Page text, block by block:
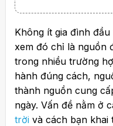
Không ít gia đình đầu
xem đó chỉ là nguồn
trong nhiều trường
hành đúng cách,
thành nguồn cung
ngày. Vấn đề nằm ở
trờivà cách bạn khai